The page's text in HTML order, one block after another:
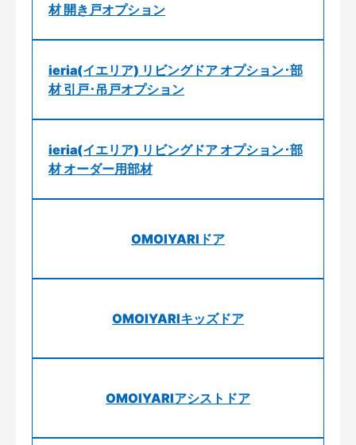
材 開き戸オプション
ieria(イエリア) リビングドア オプション･部
材 引戸･吊戸オプション
ieria(イエリア) リビングドア オプション･部
材 オーダー用部材
OMOIYARIドア
OMOIYARIキッズドア
OMOIYARIアシストドア